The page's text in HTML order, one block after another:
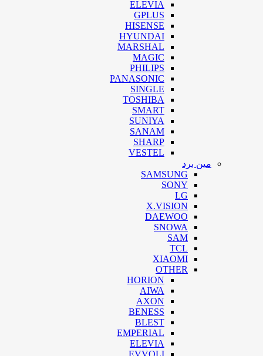
ELEVIA
GPLUS
HISENSE
HYUNDAI
MARSHAL
MAGIC
PHILIPS
PANASONIC
SINGLE
TOSHIBA
SMART
SUNIYA
SANAM
SHARP
VESTEL
مین برد
SAMSUNG
SONY
LG
X.VISION
DAEWOO
SNOWA
SAM
TCL
XIAOMI
OTHER
HORION
AIWA
AXON
BENESS
BLEST
EMPERIAL
ELEVIA
EVVOLI